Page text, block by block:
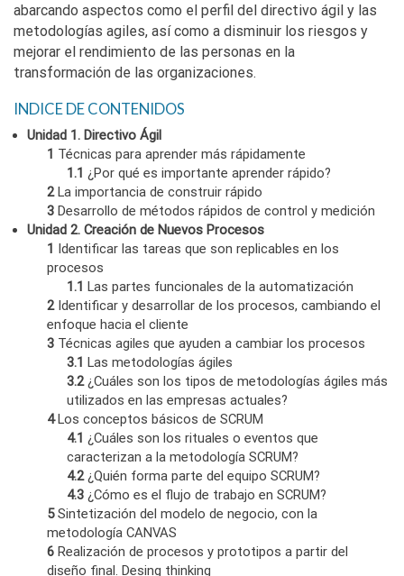
abarcando aspectos como el perfil del directivo ágil y las
metodologías agiles, así como a disminuir los riesgos y
mejorar el rendimiento de las personas en la
transformación de las organizaciones.
INDICE DE CONTENIDOS
Unidad 1. Directivo Ágil
1 Técnicas para aprender más rápidamente
1.1 ¿Por qué es importante aprender rápido?
2La importancia de construir rápido
3 Desarrollo de métodos rápidos de control y medición
Unidad 2. Creación de Nuevos Procesos
1 Identificar las tareas que son replicables en los
procesos
1.1 Las partes funcionales de la automatización
2Identificar y desarrollar de los procesos, cambiando el
enfoque hacia el cliente
3 Técnicas agiles que ayuden a cambiar los procesos
3.1 Las metodologías ágiles
3.2¿Cuáles son los tipos de metodologías ágiles más
utilizados en las empresas actuales?
4Los conceptos básicos de SCRUM
4.1 ¿Cuáles son los rituales o eventos que
caracterizan a la metodología SCRUM?
4.2¿Quién forma parte del equipo SCRUM?
4.3 ¿Cómo es el flujo de trabajo en SCRUM?
5Sintetización del modelo de negocio, con la
metodología CANVAS
6 Realización de procesos y prototipos a partir del
diseño final. Desing thinking